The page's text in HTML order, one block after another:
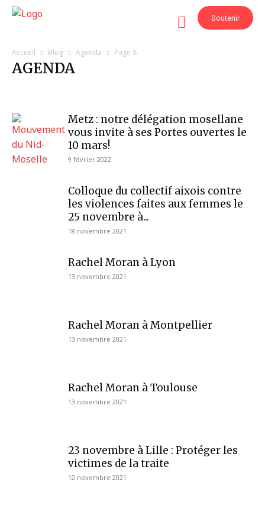
Soutenir
Accueil Blog Agenda Page 8
AGENDA
Metz : notre délégation mosellane
vous invite à ses Portes ouvertes le
10 mars!
9 février 2022
Colloque du collectif aixois contre
les violences faites aux femmes le
25 novembre à...
18 novembre 2021
Rachel Moran à Lyon
13 novembre 2021
Rachel Moran à Montpellier
13 novembre 2021
Rachel Moran à Toulouse
13 novembre 2021
23 novembre à Lille : Protéger les
victimes de la traite
12 novembre 2021